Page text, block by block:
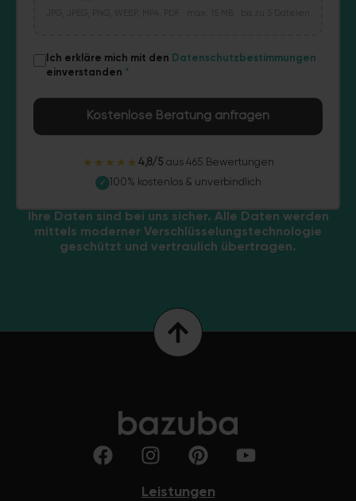
Ich erkläre mich mit den Datenschutzbestimmungen
einverstanden *
Kostenlose Beratung anfragen
★★★★★ 4,8/5 aus 465 Bewertungen
✓ 100% kostenlos & unverbindlich
Ihre Daten sind bei uns sicher. Alle Daten werden
mittels moderner Verschlüsselungstechnologie
geschützt und vertraulich übertragen.
Leistungen